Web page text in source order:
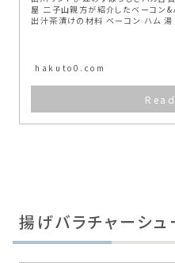
屋 二子山親方が紹介したベーコン
出汁茶漬けの材料 ベーコン ハム
hakuto0.com
揚げバラチャーシ